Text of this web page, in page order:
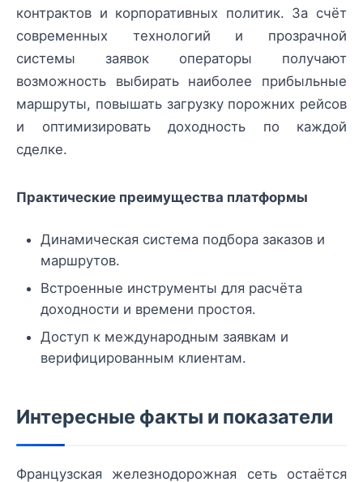
контрактов и корпоративных политик. За счёт
современных технологий и прозрачной
системы заявок операторы получают
возможность выбирать наиболее прибыльные
маршруты, повышать загрузку порожних рейсов
и оптимизировать доходность по каждой
сделке.
Практические преимущества платформы
Динамическая система подбора заказов и
маршрутов.
Встроенные инструменты для расчёта
доходности и времени простоя.
Доступ к международным заявкам и
верифицированным клиентам.
Интересные факты и показатели
Французская железнодорожная сеть остаётся